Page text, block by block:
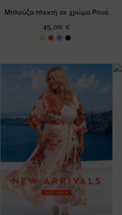
Μπλούζα πλεκτή σε χρώμα Ρουά
45,00 €